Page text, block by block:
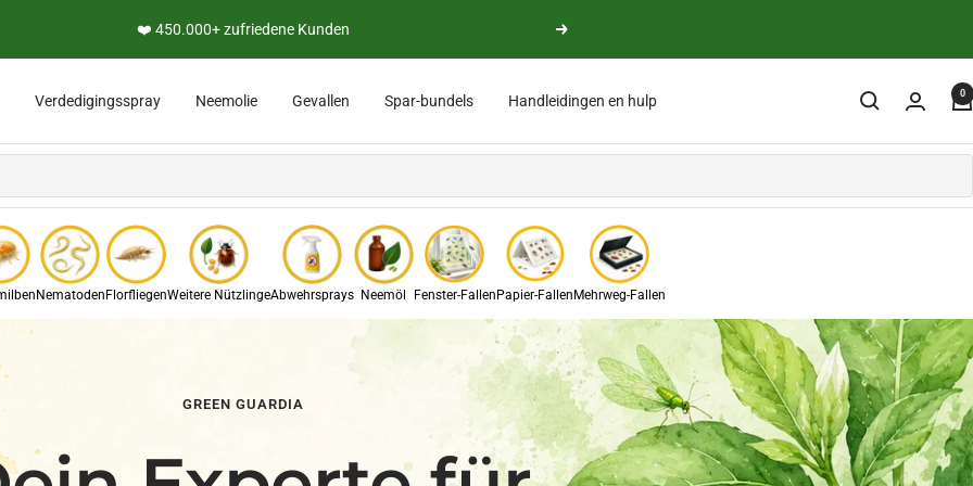
👨‍🔬 Persönliche Expertenberatung verder
Verdedigingsspray Neemolie Gevallen Spar-bundels Handleidingen en hulp
und Pflanzen 0
Nematoden FlorfliegenWeitere NützlingeAbwehrsprays Neemöl Fenster-Fallen Papier-Fallen Mehrweg-Fallen
GREEN GUARDIA